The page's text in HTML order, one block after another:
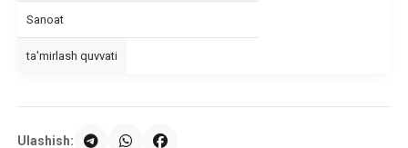
Sanoat
ta'mirlash quvvati
Ulashish: